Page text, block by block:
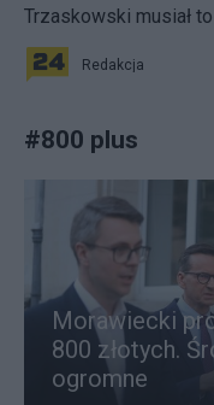
Trzaskowski musiał
Redakcja
#800 plus
Morawiecki
800 złotych.
ogromne